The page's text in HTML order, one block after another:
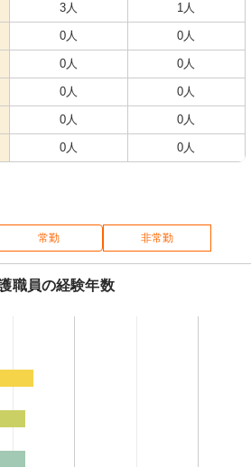
3人 1人
0人 0人
0人 0人
0人 0人
0人 0人
0人 0人
常勤 非常勤
職員の経験年数